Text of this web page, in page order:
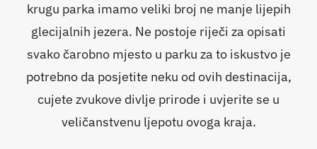
krugu parka imamo veliki broj ne manje lijepih
glecijalnih jezera. Ne postoje riječi za opisati
svako čarobno mjesto u parku za to iskustvo je
potrebno da posjetite neku od ovih destinacija,
cujete zvukove divlje prirode i uvjerite se u
veličanstvenu ljepotu ovoga kraja.